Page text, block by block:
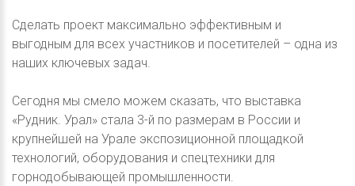
Сделать проект максимально эффективным и
выгодным для всех участников и посетителей – одна из
наших ключевых задач.
Сегодня мы смело можем сказать, что выставка
«Рудник. Урал» стала 3-й по размерам в России и
крупнейшей на Урале экспозиционной площадкой
технологий, оборудования и спецтехники для
горнодобывающей промышленности.